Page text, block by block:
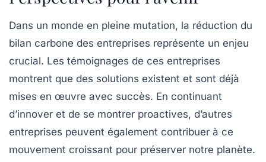
Dans un monde en pleine mutation, la réduction du
bilan carbone des entreprises représente un enjeu
crucial. Les témoignages de ces entreprises
montrent que des solutions existent et sont déjà
mises en œuvre avec succès. En continuant
d’innover et de se montrer proactives, d’autres
entreprises peuvent également contribuer à ce
mouvement croissant pour préserver notre planète.